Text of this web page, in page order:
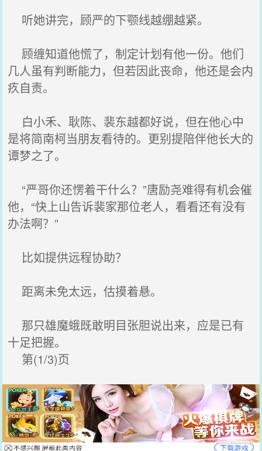
听她讲完，顾严的下颚线越绷越紧。
顾缠知道他慌了，制定计划有他一份。他们
几人虽有判断能力，但若因此丧命，他还是会内
疚自责。
白小禾、耿陈、裴东越都好说，但在他心中
是将简南柯当朋友看待的。更别提陪伴他长大的
谭梦之了。
“严哥你还愣着干什么？”唐励尧难得有机会催
他，“快上山告诉裴家那位老人，看看还有没有
办法啊？”
比如提供远程协助？
距离未免太远，估摸着悬。
那只雄魔蛾既敢明目张胆说出来，应是已有
十足把握。
第(1/3)页